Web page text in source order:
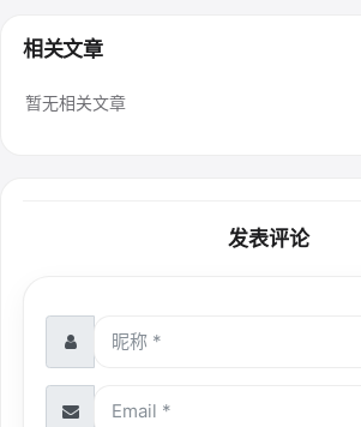
相关文章
暂无相关文章
发表评论